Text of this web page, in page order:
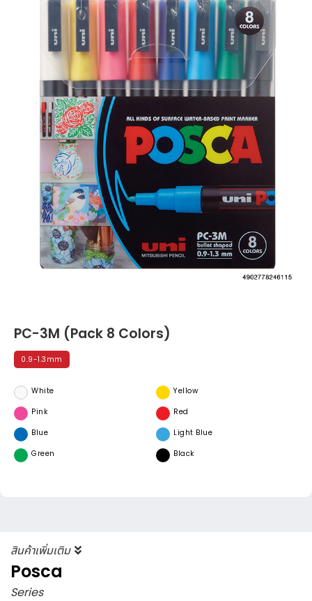
PC-3M (Pack 8 Colors)
0.9-1.3mm
White
Yellow
Pink
Red
Blue
Light Blue
Green
Black
สินค้าเพิ่มเติม
Posca
Series